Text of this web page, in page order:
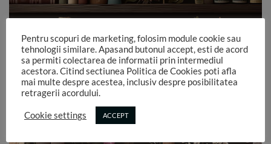
Pentru scopuri de marketing, folosim module cookie sau
tehnologii similare. Apasand butonul accept, esti de acord
sa permiti colectarea de informatii prin intermediul
acestora. Citind sectiunea Politica de Cookies poti afla
mai multe despre acestea, inclusiv despre posibilitatea
retragerii acordului.
Cookie settings ACCEPT